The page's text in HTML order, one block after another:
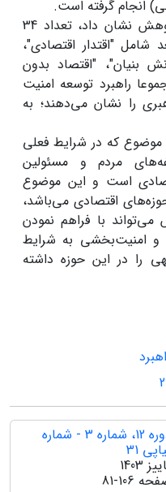
انجام گرفته است.
یافته‌های پژوهش: یافته‌های پژوهش نشان داد، تعداد 34
8 مولفه و 5 بعد شامل "اقتدار اقتصادی"،
بنیان"، "اقتصاد بدون
راهبرد توسعه امنیت
را نشان می‌دهند؛ به
موضوع که در شرایط فعلی
مردم و مسئولین
است و این موضوع
اقتصادی می‌باشد،
با فراهم نمودن
و امنیت‌بخشی به شرایط
را در این حوزه داشته
دوره 12، شماره 3 - شماره
31
1403
81-106